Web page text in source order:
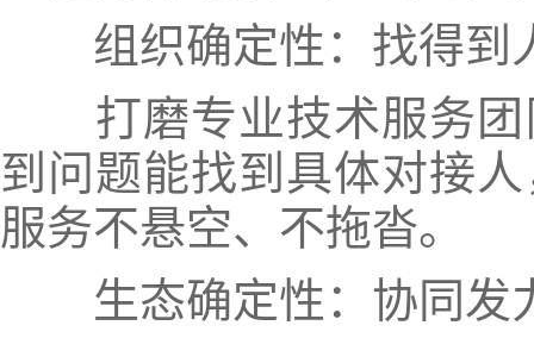
组织确定性：找得到
打磨专业技术服务团
到问题能找到具体对接
服务不悬空、不拖沓。
生态确定性：协同发